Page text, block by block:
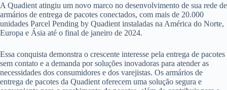
A Quadient atingiu um novo marco no desenvolvimento de sua rede de
armários de entrega de pacotes conectados, com mais de 20.000
unidades Parcel Pending by Quadient instaladas na América do Norte,
Europa e Ásia até o final de janeiro de 2024.
Essa conquista demonstra o crescente interesse pela entrega de pacotes
sem contato e a demanda por soluções inovadoras para atender as
necessidades dos consumidores e dos varejistas. Os armários de
entrega de pacotes da Quadient oferecem uma solução segura e